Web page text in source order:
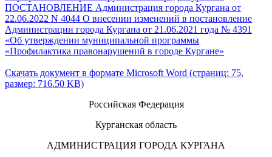
ПОСТАНОВЛЕНИЕ Администрация города Кургана от
22.06.2022 N 4044 О внесении изменений в постановление
Администрации города Кургана от 21.06.2021 года № 4391
«Об утверждении муниципальной программы
«Профилактика правонарушений в городе Кургане»
Скачать документ в формате Microsoft Word (страниц: 75,
размер: 716.50 KB)
Российская Федерация
Курганская область
АДМИНИСТРАЦИЯ ГОРОДА КУРГАНА